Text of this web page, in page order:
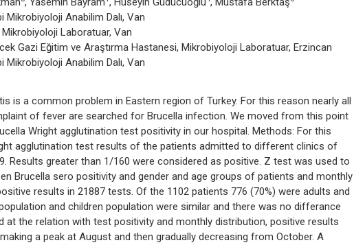
Mikrobiyoloji Anabilim Dalı, Van
Laboratuar, Van
Gazi Eğitim ve Araştırma Hastanesi, Mikrobiyoloji Laboratuar, Erzincan
Mikrobiyoloji Anabilim Dalı, Van
is a common problem in Eastern region of Turkey. For this reason nearly all
of fever are searched for Brucella infection. We moved from this point
Wright agglutination test positivity in our hospital. Methods: For this
agglutination test results of the patients admitted to different clinics of
Results greater than 1/160 were considered as positive. Z test was used to
Brucella sero positivity and gender and age groups of patients and monthly
results in 21887 tests. Of the 1102 patients 776 (70%) were adults and
and children population were similar and there was no differance
at the relation with test positivity and monthly distribution, positive results
a peak at August and then gradually decreasing from October. A